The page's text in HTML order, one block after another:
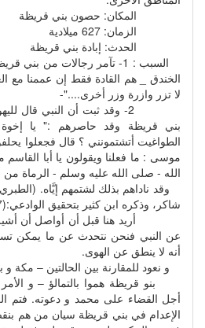
المكان: حصون بني قريظة
الزمان: 627 ميلادية
الحدث: إبادة بني قريظة
السبب : 1- تآمر رجالات من بني
الخندق _ هم القادة فقط إن عممنا مع
لا تزر وازرة وزر أخرى...."-
2- وقد ثبت أن النبي قال
بني قريظة وقد حاصرهم :" يا إخوة
الطواغيت أتشتمونني ؟ قال فجعلوا
موسى : ما فعلنا ويقولون يا أبا القاسم
الله - صلى الله عليه وسلم - الرماة من
شاكر، وذكره ابن كثير بتحقيق الوادعي:(1/207)
أريد هنا قبل أن أواصل أن أشير
عن النبي فنحن نتحدث عن ما يمكن
أنه لا ينطق عن الهوى.
و نعود للمقارنة بين الحالتين – مكة و
بنو قريظة هموا بالتمالؤ – و
أجل القضاء على محمد و دعوته. فتم
الإعدام في بني قريظة سيان من هم بنقض